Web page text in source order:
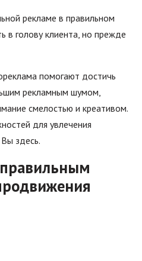
рекламе в правильном
в голову клиента, но прежде
помогают достичь
рекламным шумом,
смелостью и креативом.
для увлечения
здесь.